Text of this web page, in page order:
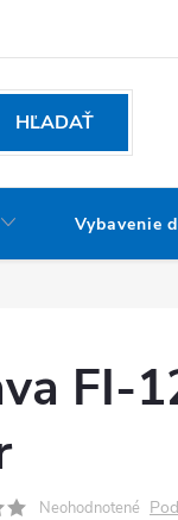
HĽADAŤ
Vybavenie
FI-
Neohodnotené